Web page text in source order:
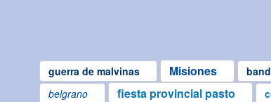
guerra de malvinas Misiones
belgrano
fiesta provincial pasto